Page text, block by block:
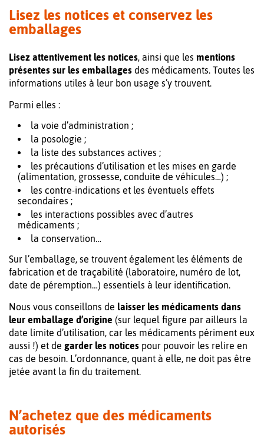
Lisez les notices et conservez les
emballages
Lisez attentivement les notices, ainsi que les mentions
présentes sur les emballages des médicaments. Toutes les
informations utiles à leur bon usage s’y trouvent.
Parmi elles :
la voie d’administration ;
la posologie ;
la liste des substances actives ;
les précautions d’utilisation et les mises en garde
(alimentation, grossesse, conduite de véhicules…) ;
les contre-indications et les éventuels effets
secondaires ;
les interactions possibles avec d’autres
médicaments ;
la conservation…
Sur l’emballage, se trouvent également les éléments de
fabrication et de traçabilité (laboratoire, numéro de lot,
date de péremption…) essentiels à leur identification.
Nous vous conseillons de laisser les médicaments dans
leur emballage d’origine (sur lequel figure par ailleurs la
date limite d’utilisation, car les médicaments périment eux
aussi !) et de garder les notices pour pouvoir les relire en
cas de besoin. L’ordonnance, quant à elle, ne doit pas être
jetée avant la fin du traitement.
N’achetez que des médicaments
autorisés